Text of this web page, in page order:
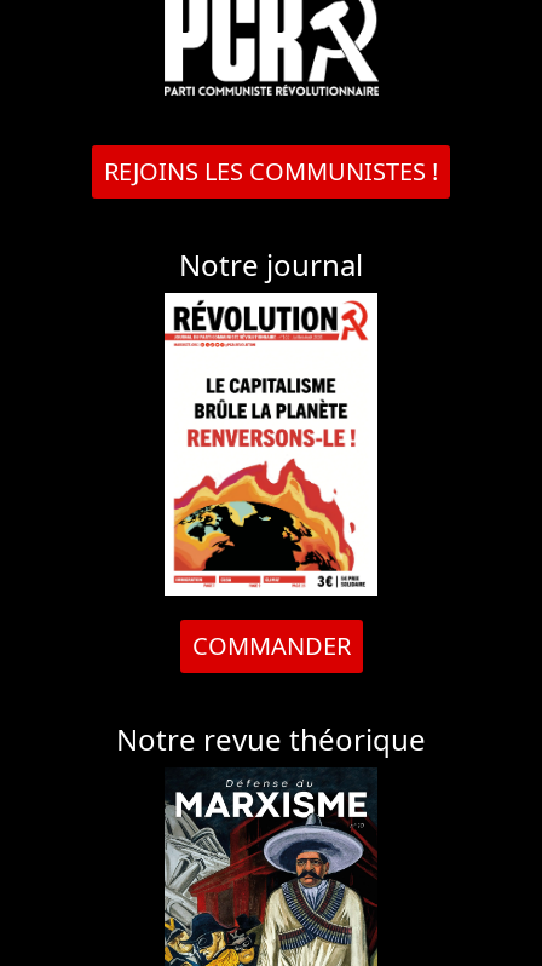
REJOINS LES COMMUNISTES !
Notre journal
COMMANDER
Notre revue théorique